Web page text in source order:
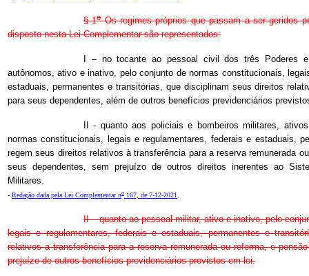
§ 1oOs regimes próprios que passam a ser geridos
disposto nesta Lei Complementar são representados:
I – no tocante ao pessoal civil dos três Poderes e
autônomos, ativo e inativo, pelo conjunto de normas constitucionais,
estaduais, permanentes e transitórias, que disciplinam seus direitos
para seus dependentes, além de outros benefícios previdenciários
II - quanto aos policiais e bombeiros militares,
normas constitucionais, legais e regulamentares, federais e estaduais,
regem seus direitos relativos à transferência para a reserva remunerada
seus dependentes, sem prejuízo de outros direitos inerentes ao
Militares.
- Redação dada pela Lei Complementar no 167, de 7-12-2021
II – quanto ao pessoal militar, ativo e inativo, pelo
legais e regulamentares, federais e estaduais, permanentes e
relativos a transferência para a reserva remunerada ou reforma, e
prejuízo de outros benefícios previdenciários previstos em lei.